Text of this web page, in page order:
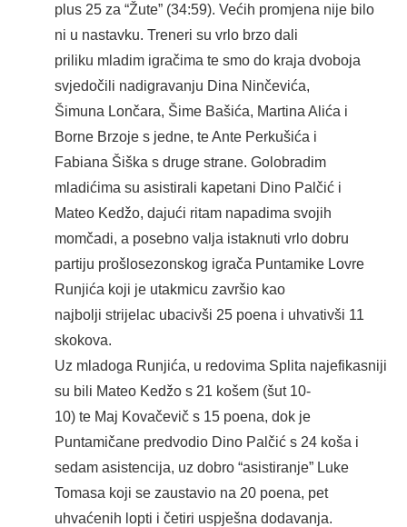
plus 25 za “Žute” (34:59). Većih promjena nije bilo
ni u nastavku. Treneri su vrlo brzo dali
priliku mladim igračima te smo do kraja dvoboja
svjedočili nadigravanju Dina Ninčevića,
Šimuna Lončara, Šime Bašića, Martina Alića i
Borne Brzoje s jedne, te Ante Perkušića i
Fabiana Šiška s druge strane. Golobradim
mladićima su asistirali kapetani Dino Palčić i
Mateo Kedžo, dajući ritam napadima svojih
momčadi, a posebno valja istaknuti vrlo dobru
partiju prošlosezonskog igrača Puntamike Lovre
Runjića koji je utakmicu završio kao
najbolji strijelac ubacivši 25 poena i uhvativši 11
skokova.
Uz mladoga Runjića, u redovima Splita najefikasniji
su bili Mateo Kedžo s 21 košem (šut 10-
10) te Maj Kovačevič s 15 poena, dok je
Puntamičane predvodio Dino Palčić s 24 koša i
sedam asistencija, uz dobro “asistiranje” Luke
Tomasa koji se zaustavio na 20 poena, pet
uhvaćenih lopti i četiri uspješna dodavanja.